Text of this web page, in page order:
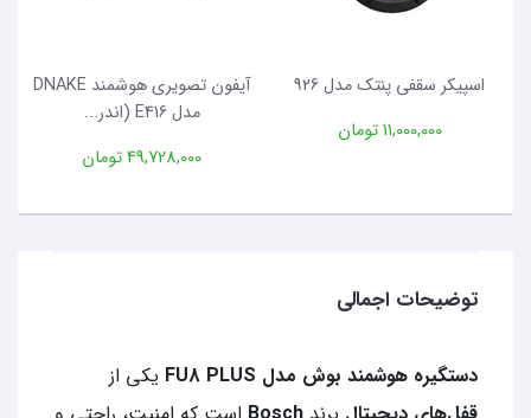
اسپیکر سقفی پنتک مدل 926
11,000,000 تومان
آیفون تصویری هوشمند DNAKE
مدل E416 (اندر...
49,728,000 تومان
توضیحات اجمالی
دستگیره هوشمند بوش مدل FU8 PLUS
یکی از